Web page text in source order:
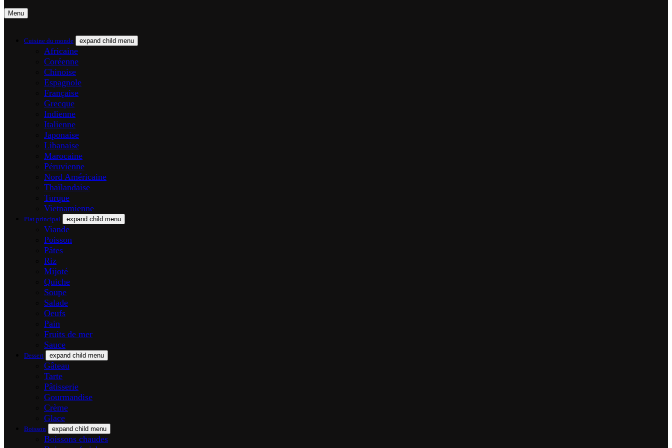
Menu
Cuisine du monde expand child menu
Africaine
Coréenne
Chinoise
Espagnole
Française
Grecque
Indienne
Italienne
Japonaise
Libanaise
Marocaine
Péruvienne
Nord Américaine
Thaïlandaise
Turque
Vietnamienne
Plat principal expand child menu
Viande
Poisson
Pâtes
Riz
Mijoté
Quiche
Soupe
Salade
Oeufs
Pain
Fruits de mer
Sauce
Dessert expand child menu
Gâteau
Tarte
Pâtisserie
Gourmandise
Crème
Glace
Boisson expand child menu
Boissons chaudes